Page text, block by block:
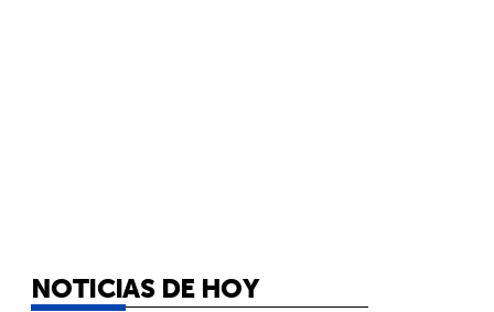
NOTICIAS DE HOY